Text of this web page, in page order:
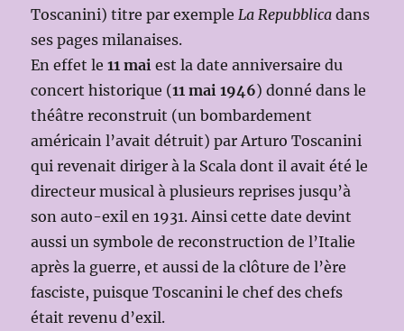
Toscanini) titre par exempleLa Repubblica dans
ses pages milanaises.
En effet le11 mai est la date anniversaire du
concert historique (11 mai 1946) donné dans le
théâtre reconstruit (un bombardement
américain l’avait détruit) par Arturo Toscanini
qui revenait diriger à la Scala dont il avait été le
directeur musical à plusieurs reprises jusqu’à
son auto-exil en 1931. Ainsi cette date devint
aussi un symbole de reconstruction de l’Italie
après la guerre, et aussi de la clôture de l’ère
fasciste, puisque Toscanini le chef des chefs
était revenu d’exil.